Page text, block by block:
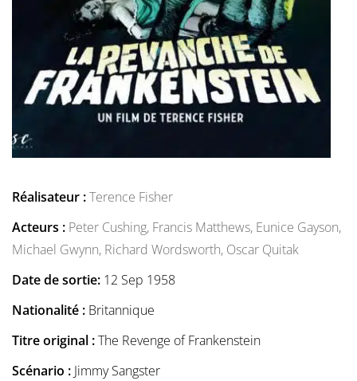
Réalisateur :Terence Fisher
Acteurs : Peter Cushing, Francis Matthews, Eunice Gayson,
Michael Gwynn, Richard Wordsworth, Oscar Quitak
Date de sortie: 12 Sep 1958
Nationalité : Britannique
Titre original :The Revenge of Frankenstein
Scénario : Jimmy Sangster